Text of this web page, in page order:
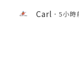
Carl 5小時